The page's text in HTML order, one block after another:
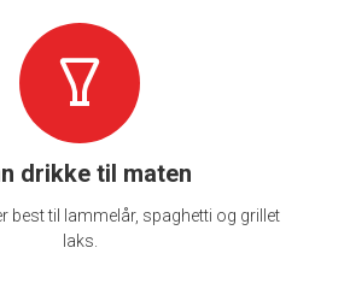
drikke til maten
best til lammelår, spaghetti og grillet
laks.